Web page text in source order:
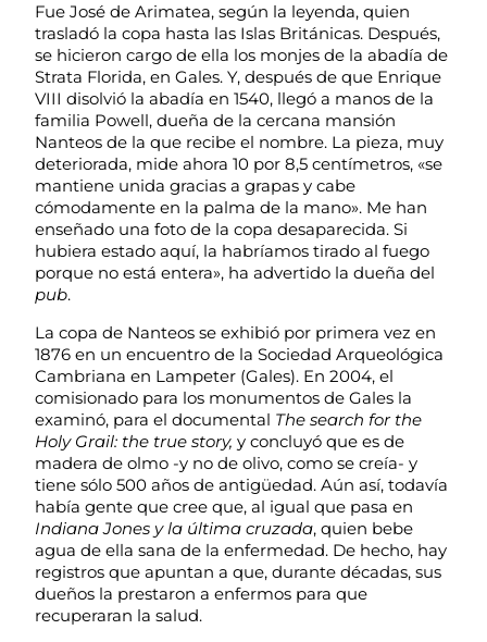
Fue José de Arimatea, según la leyenda, quien
trasladó la copa hasta las Islas Británicas. Después,
se hicieron cargo de ella los monjes de la abadía de
Strata Florida, en Gales. Y, después de que Enrique
VIII disolvió la abadía en 1540, llegó a manos de la
familia Powell, dueña de la cercana mansión
Nanteos de la que recibe el nombre. La pieza, muy
deteriorada, mide ahora 10 por 8,5 centímetros, «se
mantiene unida gracias a grapas y cabe
cómodamente en la palma de la mano». Me han
enseñado una foto de la copa desaparecida. Si
hubiera estado aquí, la habríamos tirado al fuego
porque no está entera», ha advertido la dueña del
pub.
La copa de Nanteos se exhibió por primera vez en
1876 en un encuentro de la Sociedad Arqueológica
Cambriana en Lampeter (Gales). En 2004, el
comisionado para los monumentos de Gales la
examinó, para el documental The search for the
Holy Grail: the true story, y concluyó que es de
madera de olmo -y no de olivo, como se creía- y
tiene sólo 500 años de antigüedad. Aún así, todavía
había gente que cree que, al igual que pasa en
Indiana Jones y la última cruzada, quien bebe
agua de ella sana de la enfermedad. De hecho, hay
registros que apuntan a que, durante décadas, sus
dueños la prestaron a enfermos para que
recuperaran la salud.